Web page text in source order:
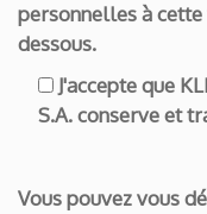
personnelles à
dessous.
J'accepte que
S.A. conserve et
Vous pouvez vous